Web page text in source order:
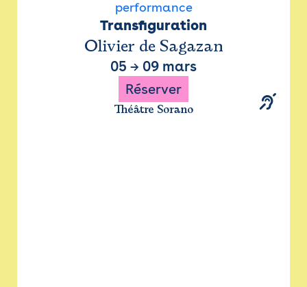
performance
Transfiguration
Olivier de Sagazan
05 → 09 mars
Réserver
Théâtre Sorano